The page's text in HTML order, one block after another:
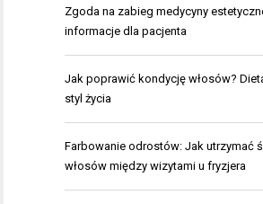
Zgoda na zabieg medycyny
informacje dla pacjenta
Jak poprawić kondycję włosów?
styl życia
Farbowanie odrostów: Jak utrzymać
włosów między wizytami u fryzjera